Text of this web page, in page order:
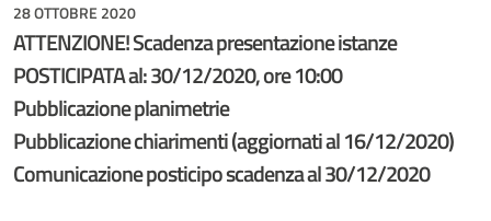
28 OTTOBRE 2020
ATTENZIONE! Scadenza presentazione istanze
POSTICIPATA al: 30/12/2020, ore 10:00
Pubblicazione planimetrie
Pubblicazione chiarimenti (aggiornati al 16/12/2020)
Comunicazione posticipo scadenza al 30/12/2020